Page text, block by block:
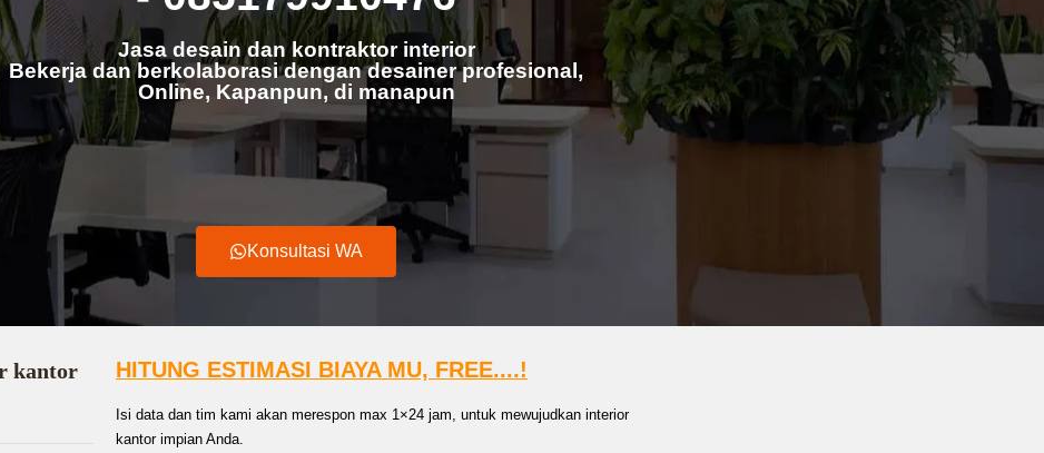
Jasa desain dan kontraktor interior
Bekerja dan berkolaborasi dengan desainer profesional,
Online, Kapanpun, di manapun
Konsultasi WA
kantor
HITUNG ESTIMASI BIAYA MU, FREE....!
Isi data dan tim kami akan merespon max 1×24 jam, untuk mewujudkan interior
kantor impian Anda.